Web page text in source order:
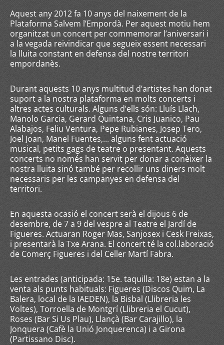
Aquest any 2012 fa 10 anys del naixement de la
Plataforma Salvem l’Empordà. Per aquest motiu hem
organitzat un concert per commemorar l’aniversari i
a la vegada reivindicar que segueix essent necessari
la lluita constant en defensa del nostre territori
empordanès.
Durant aquests 10 anys multitud d’artistes han donat
suport a la nostra plataforma en molts concerts i
altres actes culturals. Alguns d’ells són: Lluís Llach,
Manolo Garcia, Gerard Quintana, Cris Juanico, Pau
Alabajos, Feliu Ventura, Pepe Rubianes, Josep Tero,
Joel Joan, Manel Fuentes,... alguns fent actuació
musical, petits gags de teatre o presentant. Aquests
concerts no només han servit per donar a conèixer la
nostra lluita sinó també per recollir uns diners molt
necessaris per les campanyes en defensa del
territori.
En aquesta ocasió el concert serà el dijous 6 de
desembre, de 7 a 9 del vespre al Teatre el Jardí de
Figueres. Actuaran Roger Mas, Sanjosex i Cesk Freixas,
i presentarà la Txe Arana. El concert té la col.laboració
de Comerç Figueres i del Celler Martí Fabra.
Les entrades (anticipada: 15e. taquilla: 18e) estan a la
venta als punts habituals: Figueres (Discos Quim, La
Balera, local de la IAEDEN), la Bisbal (Llibreria les
Voltes), Torroella de Montgrí (Llibreria el Cucut),
Roses (Bar Si Us Plau), Llançà (Bar Carajillo), la
Jonquera (Cafè la Unió Jonquerenca) i a Girona
(Partissano Disc).